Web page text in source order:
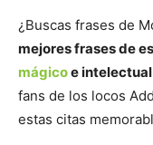
¿Buscas frases de
mejores frases de
mágicoe
fans de los locos
estas citas